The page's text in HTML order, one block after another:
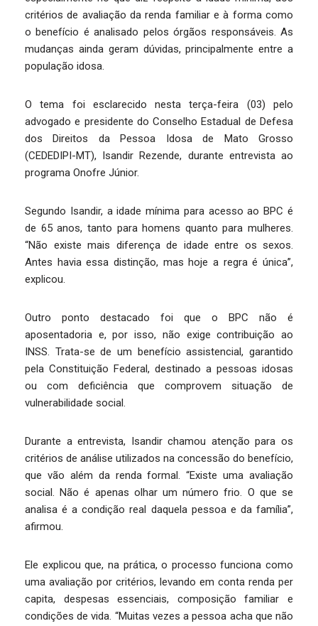
critérios de avaliação da renda familiar e à forma como
o benefício é analisado pelos órgãos responsáveis. As
mudanças ainda geram dúvidas, principalmente entre a
população idosa.
O tema foi esclarecido nesta terça-feira (03) pelo
advogado e presidente do Conselho Estadual de Defesa
dos Direitos da Pessoa Idosa de Mato Grosso
(CEDEDIPI-MT), Isandir Rezende, durante entrevista ao
programa Onofre Júnior.
Segundo Isandir, a idade mínima para acesso ao BPC é
de 65 anos, tanto para homens quanto para mulheres.
“Não existe mais diferença de idade entre os sexos.
Antes havia essa distinção, mas hoje a regra é única”,
explicou.
Outro ponto destacado foi que o BPC não é
aposentadoria e, por isso, não exige contribuição ao
INSS. Trata-se de um benefício assistencial, garantido
pela Constituição Federal, destinado a pessoas idosas
ou com deficiência que comprovem situação de
vulnerabilidade social.
Durante a entrevista, Isandir chamou atenção para os
critérios de análise utilizados na concessão do benefício,
que vão além da renda formal. “Existe uma avaliação
social. Não é apenas olhar um número frio. O que se
analisa é a condição real daquela pessoa e da família”,
afirmou.
Ele explicou que, na prática, o processo funciona como
uma avaliação por critérios, levando em conta renda per
capita, despesas essenciais, composição familiar e
condições de vida. “Muitas vezes a pessoa acha que não